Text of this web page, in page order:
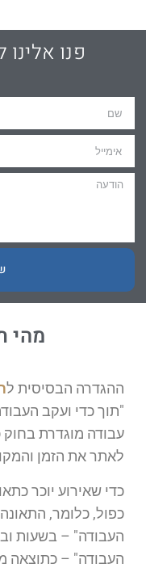
פנו
מהי
ההגדרה הבסיסית ל
"תוך כדי ועקב
עבודה מוגדרת בחוק
לאתר את הזמן
כדי שאירוע יוכר
כפול, כלומר,
העבודה" – בשעות
העבודה" – כתוצאה